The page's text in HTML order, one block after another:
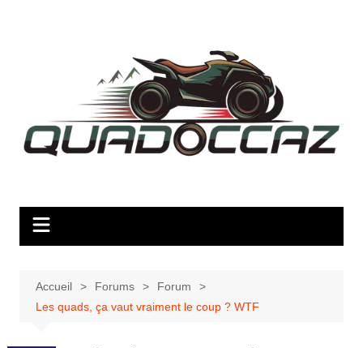
Accueil Forums
Forum
Les quads, ça vaut vraiment le coup ? WTF